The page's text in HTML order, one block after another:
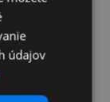
údajov